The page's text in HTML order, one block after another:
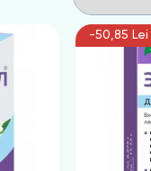
-50,85 Lei